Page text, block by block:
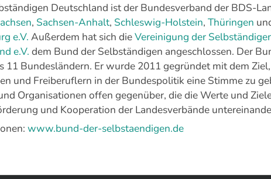
Deutschland ist der Bundesverband der BDS-
, Sachsen-Anhalt, Schleswig-Holstein, Thüringen
e.V. Außerdem hat sich dieVereinigung der
e.V. dem Bund der Selbständigen angeschlossen. Der
11 Bundesländern. Er wurde 2011 gegründet mit dem
und Freiberuflern in der Bundespolitik eine Stimme zu
Organisationen offen gegenüber, die die Werte und
und Kooperation der Landesverbände
www.bund-der-selbstaendigen.de